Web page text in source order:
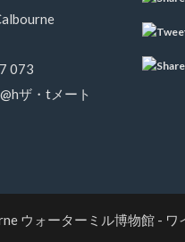
073
ザ・tメート
ウォーターミル博物館 - ワ